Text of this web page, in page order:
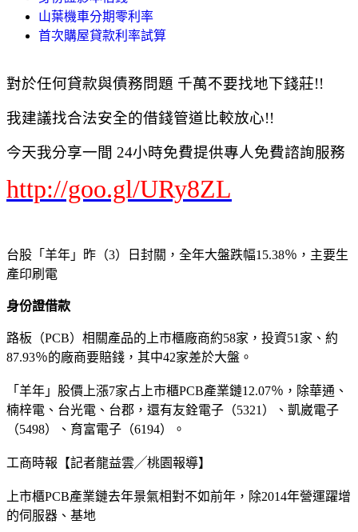
山葉機車分期零利率
首次購屋貸款利率試算
對於任何貸款與債務問題 千萬不要找地下錢莊!!
我建議找合法安全的借錢管道比較放心!!
今天我分享一間 24小時免費提供專人免費諮詢服務
http://goo.gl/URy8ZL
台股「羊年」昨（3）日封關，全年大盤跌幅15.38％，主要生
產印刷電
身份證借款
路板（PCB）相關產品的上市櫃廠商約58家，投資51家、約
87.93％的廠商要賠錢，其中42家差於大盤。
「羊年」股價上漲7家占上市櫃PCB產業鏈12.07％，除華通、
楠梓電、台光電、台郡，還有友銓電子（5321）、凱崴電子
（5498）、育富電子（6194）。
工商時報【記者龍益雲╱桃園報導】
上市櫃PCB產業鏈去年景氣相對不如前年，除2014年營運躍增
的伺服器、基地